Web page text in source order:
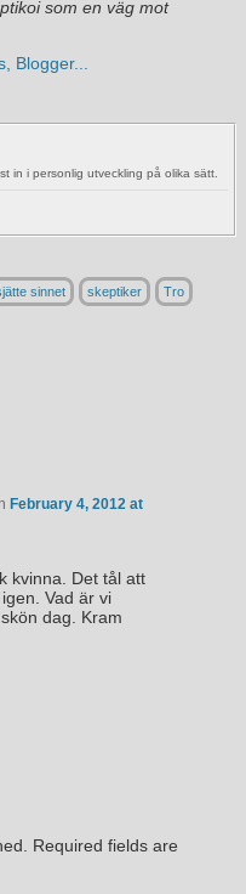
som en väg mot
in i personlig utveckling på olika sätt.
sinnet skeptiker Tro
February 4, 2012 at
kvinna. Det tål att
Vad är vi
dag. Kram
Required fields are